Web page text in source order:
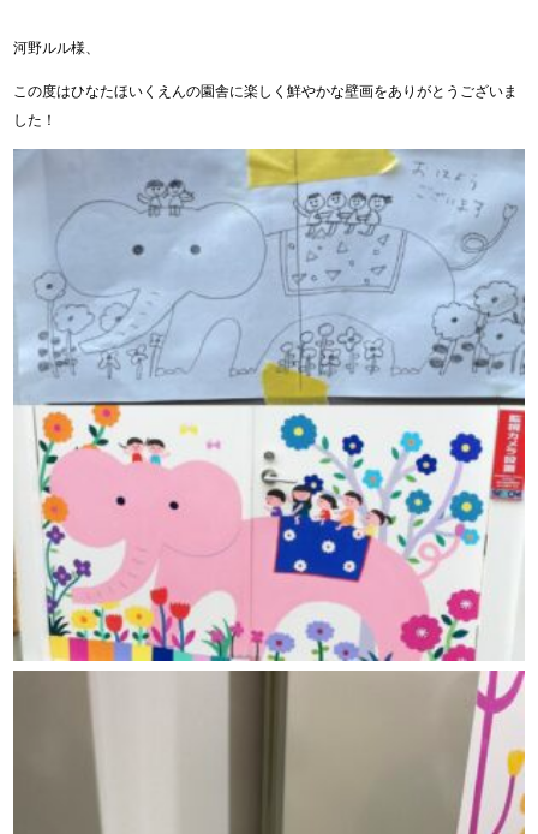
河野ルル様、
この度はひなたほいくえんの園舎に楽しく鮮やかな壁画をありがとうございま
した！